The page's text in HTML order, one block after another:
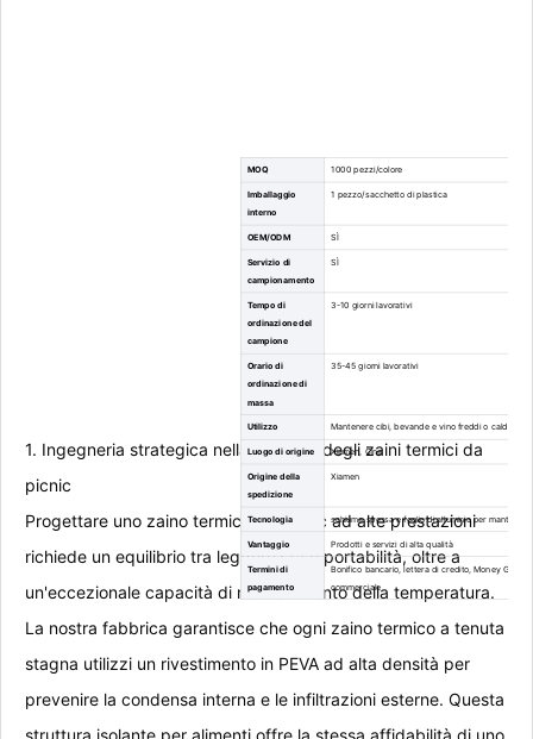
MOQ 1000 pezzi/colore
Imballaggio
interno
1 pezzo/sacchetto di plastica
OEM/ODM SÌ
Servizio di
campionamento
SÌ
Tempo di
ordinazione del
campione
3-10 giorni lavorativi
Orario di
ordinazione di
massa
35-45 giorni lavorativi
Utilizzo Mantenere cibi, bevande e vino freddi o caldi
Luogo di origine Xiamen, Cina
Origine della
spedizione
Xiamen
Tecnologia schiuma spessa e foglio di alluminio per
Vantaggio Prodotti e servizi di alta qualità
Termini di
pagamento
Bonifico bancario, lettera di credito, Money Gram,
commerciale
1. Ingegneria strategica nella logistica degli zaini termici da
picnic
Progettare uno zaino termico da picnic ad alte prestazioni
richiede un equilibrio tra leggerezza e portabilità, oltre a
un'eccezionale capacità di mantenimento della temperatura.
La nostra fabbrica garantisce che ogni zaino termico a tenuta
stagna utilizzi un rivestimento in PEVA ad alta densità per
prevenire la condensa interna e le infiltrazioni esterne. Questa
struttura isolante per alimenti offre la stessa affidabilità di uno